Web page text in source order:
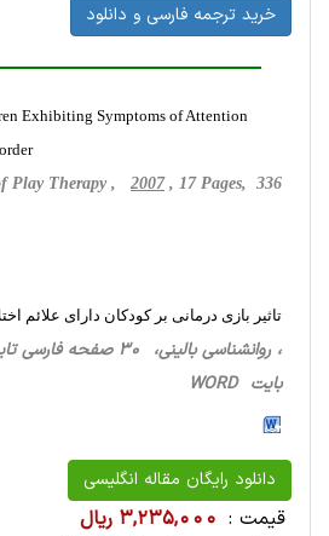
خرید ترجمه فارسی و دانلود
Exhibiting Symptoms of Attention
Play Therapy , 2007, 17 Pages, 336
تاثیر بازی درمانی بر کودکان دارای علائم
بایت WORD
دانلود رایگان مقاله انگلیسی
قیمت : 3,235,000 ریال